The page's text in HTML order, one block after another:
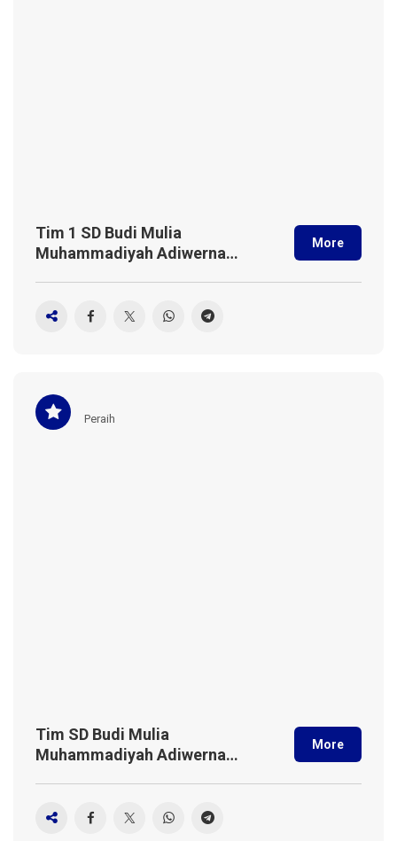
Tim 1 SD Budi Mulia
Muhammadiyah Adiwerna
Open 2025
More
Peraih
Tim SD Budi Mulia
Muhammadiyah Adiwerna
FIRA Indonesia Open 2025
More